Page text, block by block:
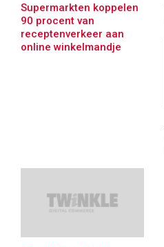
Supermarkten koppelen
90 procent van
receptenverkeer aan
online winkelmandje